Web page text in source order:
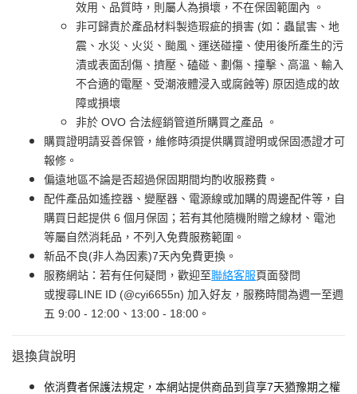
效用、品質時，則屬人為損壞，不在保固範圍內 。
非可歸責於產品材料製造瑕疵的損害 (如：蟲鼠害、地
震、水災、火災、颱風、運送碰撞、使用後所產生的污
漬或表面刮傷、擠壓、磕碰、劃傷、撞擊、高溫、輸入
不合適的電壓、受潮液體浸入或腐蝕等) 原因造成的故
障或損壞
非於 OVO 合法經銷管道所購買之產品 。
購買證明請妥善保管，維修時須提供購買證明或保固憑證才可
報修。
偏遠地區不論是否超過保固期間均酌收服務費。
配件產品如遙控器、變壓器、電源線或加購的周邊配件等，自
購買日起提供 6 個月保固；若有其他隨機附贈之線材、電池
等屬自然消耗品，不列入免費服務範圍。
新品不良(非人為因素)7天內免費更換。
服務網站：若有任何疑問，歡迎至聯絡客服頁面發問
或搜尋LINE ID (@cyi6655n) 加入好友，服務時間為週一至週
五 9:00 - 12:00、13:00 - 18:00。
退換貨說明
依消費者保護法規定，本網站提供商品到貨享7天猶豫期之權